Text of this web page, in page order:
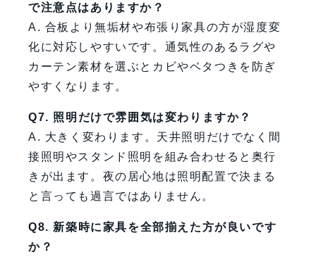
で注意点はありますか？
A. 合板より無垢材や布張り家具の方が湿度変
化に対応しやすいです。通気性のあるラグや
カーテン素材を選ぶとカビやベタつきを防ぎ
やすくなります。
Q7. 照明だけで雰囲気は変わりますか？
A. 大きく変わります。天井照明だけでなく間
接照明やスタンド照明を組み合わせると奥行
きが出ます。夜の居心地は照明配置で決まる
と言っても過言ではありません。
Q8. 新築時に家具を全部揃えた方が良いです
か？